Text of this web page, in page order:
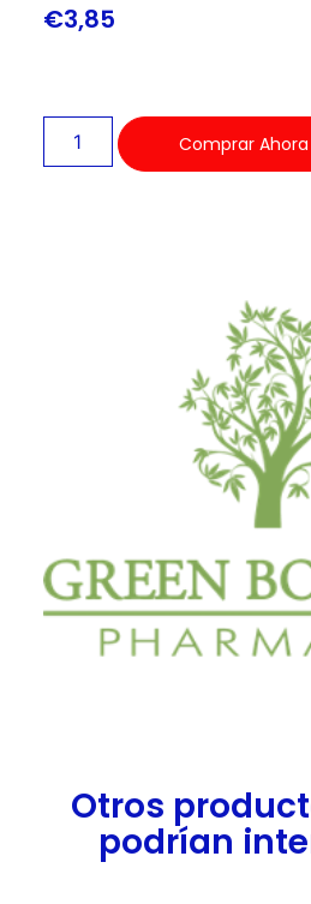
€3,85
Comprar Ahora
Otros
podrían